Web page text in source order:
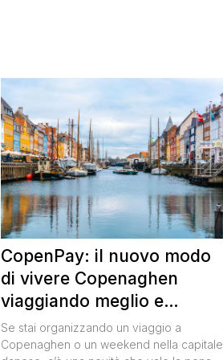
CopenPay: il nuovo modo
di vivere Copenaghen
viaggiando meglio e
spendendo meno
Se stai organizzando un viaggio a
Copenaghen o un weekend nella capitale